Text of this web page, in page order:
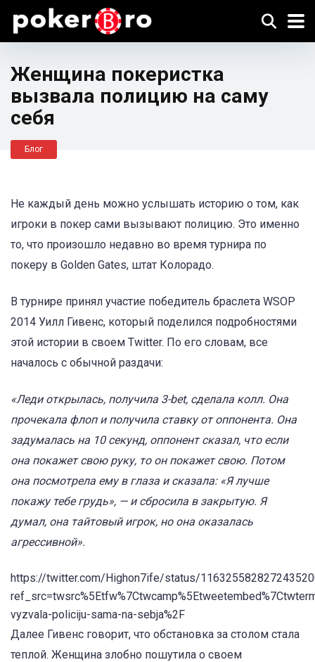
Женщина покеристка
вызвала полицию на саму
себя
Блог
Не каждый день можно услышать историю о том, как
игроки в покер сами вызывают полицию. Это именно
то, что произошло недавно во время турнира по
покеру в Golden Gates, штат Колорадо.
В турнире принял участие победитель браслета WSOP
2014 Уилл Гивенс, который поделился подробностями
этой истории в своем Twitter. По его словам, все
началось с обычной раздачи:
«Леди открылась, получила 3-bet, сделала колл. Она
прочекала флоп и получила ставку от оппонента. Она
задумалась на 10 секунд, оппонент сказал, что если
она покажет свою руку, то он покажет свою. Потом
она посмотрела ему в глаза и сказала: «Я лучше
покажу тебе грудь», — и сбросила в закрытую. Я
думал, она тайтовый игрок, но она оказалась
агрессивной».
https://twitter.com/Highon7ife/status/
vyzvala-policiju-sama-na-sebja%2F
Далее Гивенс говорит, что обстановка за столом стала
теплой. Женщина злобно пошутила о своем